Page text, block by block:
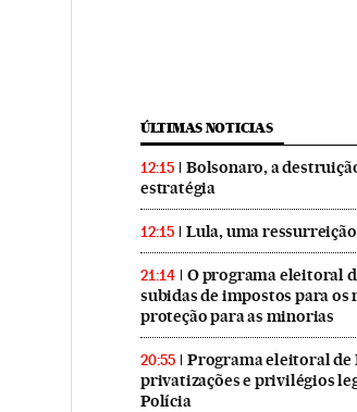
ÚLTIMAS NOTICIAS
12:15
Bolsonaro, a
estratégia
12:15 Lula, uma ressurreição
21:14
O programa eleitoral
subidas de impostos para os
proteção para as minorias
20:55
Programa eleitoral de
privatizações e privilégios
Polícia